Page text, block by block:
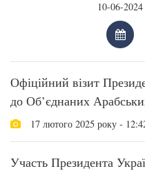
Офіційний візит
до Об’єднаних
17 лютого 2025 року -
Участь Президента